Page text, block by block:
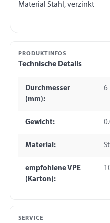
PRODUKTINFOS
Technische Details
Durchmesser
(mm):
6
Gewicht:
Material:
empfohlene VPE
(Karton):
SERVICE